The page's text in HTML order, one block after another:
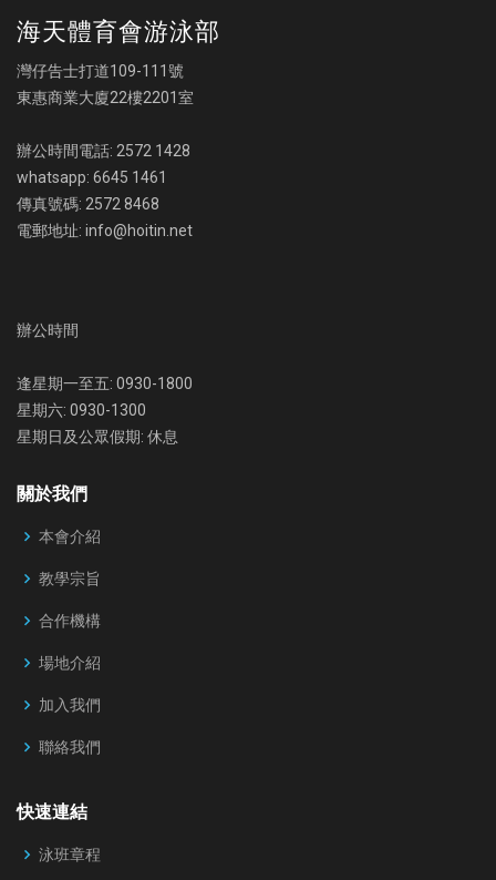
海天體育會游泳部
灣仔告士打道109-111號
東惠商業大廈22樓2201室
辦公時間電話: 2572 1428
whatsapp: 6645 1461
傳真號碼: 2572 8468
電郵地址: info@hoitin.net
辦公時間
逢星期一至五: 0930-1800
星期六: 0930-1300
星期日及公眾假期: 休息
關於我們
本會介紹
教學宗旨
合作機構
場地介紹
加入我們
聯絡我們
快速連結
泳班章程